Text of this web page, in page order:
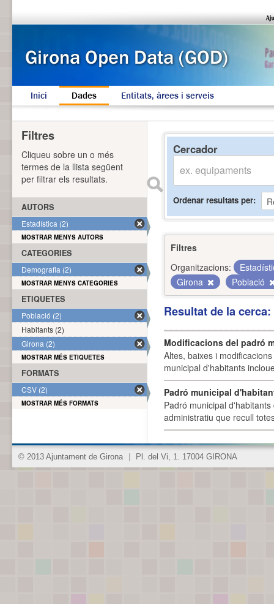
Inici Dades Entitats, àrees i serveis
Cercador
Ordenar resultats per
Filtres
Organitzacions:
Girona
Població
Resultat de la
Modificacions del padró
Altes, baixes i
municipal d'habitants
Padró municipal
Padró municipal
administratiu que recull
Filtres
Cliqueu sobre un o més
termes de la llista següent
per filtrar els resultats.
AUTORS
Estadística (2)
MOSTRAR MENYS AUTORS
CATEGORIES
Demografia (2)
MOSTRAR MENYS CATEGORIES
ETIQUETES
Població (2)
Habitants (2)
Girona (2)
MOSTRAR MÉS ETIQUETES
FORMATS
CSV (2)
MOSTRAR MÉS FORMATS
© 2013 Ajuntament de Girona Pl. del Vi, 1. 17004 GIRONA